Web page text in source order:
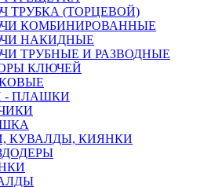
ТРУБКА (ТОРЦЕВОЙ)
КОМБИНИРОВАННЫЕ
НАКИДНЫЕ
ТРУБНЫЕ И РАЗВОДНЫЕ
КЛЮЧЕЙ
- ПЛАШКИ
КУВАЛДЫ, КИЯНКИ